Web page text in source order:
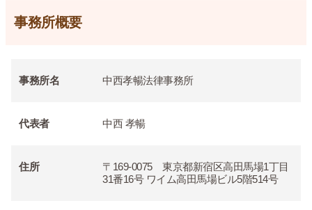
事務所概要
事務所名 中西孝暢法律事務所
代表者 中西 孝暢
住所
〒169-0075 東京都新宿区高田馬場1丁目
31番16号 ワイム高田馬場ビル5階514号